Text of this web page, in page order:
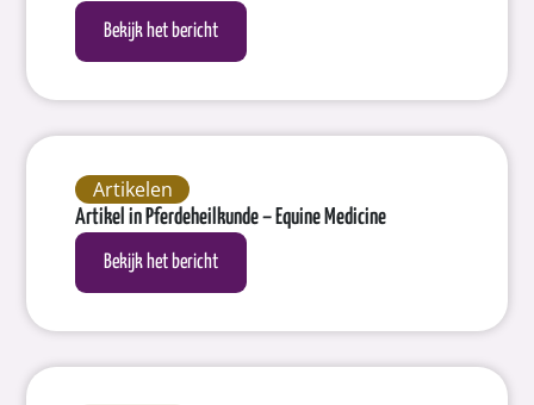
Bekijk het bericht
Artikelen
Artikel in Pferdeheilkunde – Equine Medicine
Bekijk het bericht